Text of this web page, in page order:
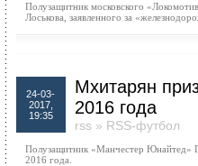
Полузащитник московского
Лоськова, заявленного за
24-03-
2017,
19:35
Мхитарян
2016 года
rss » RSS-футбол
Полузащитник «Манчестер Юнайтед»
2016 года.